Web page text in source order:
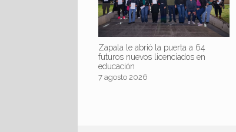
Zapala le abrió la puerta a 64
futuros nuevos licenciados en
educación
7 agosto 2026